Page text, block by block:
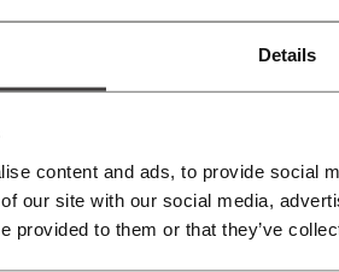
Details
content and ads, to provide social
our site with our social media,
provided to them or that they’ve
мінералів, біологічно
асортименту та високій якості
самопочуття та підтримати
Biotus пропонує широкий вибір
: